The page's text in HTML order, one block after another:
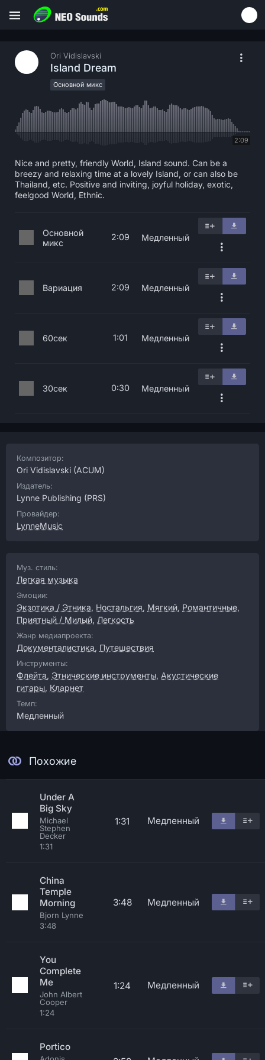
Ori Vidislavski
Island Dream
Основной микс
2:09
Nice and pretty, friendly World, Island sound. Can be a
breezy and relaxing time at a lovely Island, or can also be
Thailand, etc. Positive and inviting, joyful holiday, exotic,
feelgood World, Ethnic.
Основной
микс
2:09 Медленный
Вариация 2:09 Медленный
60сек 1:01 Медленный
30сек 0:30 Медленный
Композитор:
Ori Vidislavski (ACUM)
Издатель:
Lynne Publishing (PRS)
Провайдер:
LynneMusic
Муз. стиль:
Легкая музыка
Эмоции:
Экзотика / Этника, Ностальгия, Мягкий, Романтичные,
Приятный / Милый, Легкость
Жанр медиапроекта:
Документалистика, Путешествия
Инструменты:
Флейта, Этнические инструменты, Акустические
гитары, Кларнет
Темп:
Медленный
Похожие
Under A
Big Sky
Michael
Stephen
Decker
1:31
1:31 Медленный
China
Temple
Morning
Bjorn Lynne
3:48
3:48 Медленный
You
Complete
Me
John Albert
Cooper
1:24
1:24 Медленный
Portico